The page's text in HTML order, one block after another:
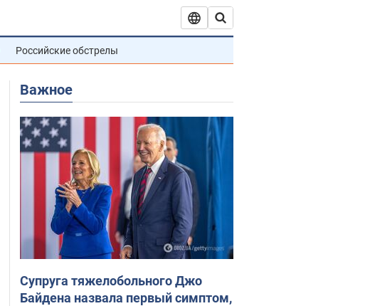
Российские обстрелы
Важное
Супруга тяжелобольного Джо
Байдена назвала первый симптом,